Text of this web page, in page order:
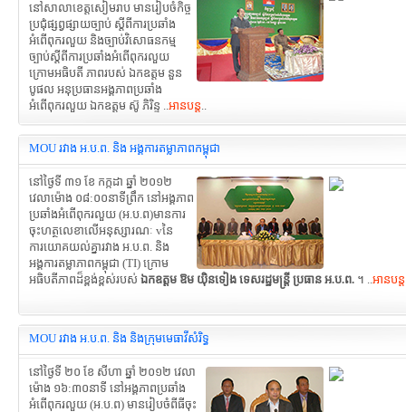
នៅសាលាខេត្តសៀមរាប មានរៀបចំកិច្ច
ប្រជុំផ្សព្វផ្សាយច្បាប់ ស្តីពីការប្រឆាំង
អំពើពុករលួយ និងច្បាប់វិសោធនកម្ម
ច្បាប់ស្តីពីការប្រឆាំងអំពើពុករលួយ
ក្រោមអធិបតី ភាពរបស់ ឯកឧត្តម នួន
បូផល អនុប្រធានអង្គភាពប្រឆាំង
អំពើពុករលួយ ឯកឧត្តម ស៊ូ ភិរិន្ទ ..អានបន្ត..
MOU រវាង អ.ប.ព. និង អង្គការតម្លាភាពកម្ពុជា
នៅថ្ងៃទី ៣១ ខែ កក្កដា ឆ្នាំ ២០១២
វេលាម៉ោង ០៨:០០នាទីព្រឹក នៅអង្គភាព
ប្រឆាំងអំពើពុករលួយ (អ.ប.ព)មានការ
ចុះហត្ថលេខាលើអនុស្សារណៈ vនៃ
ការយោគយល់គ្នារវាង អ.ប.ព. និង
អង្គការតម្លាភាពកម្ពុជា (TI) ក្រោម
អធិបតីភាពដ៏ខ្ពង់ខ្ពស់របស់ ឯកឧត្តម ឱម យ៉ិនទៀង ទេសរដ្ឋមន្រ្តី ប្រធាន អ.ប.ព. ។ ..អានបន្ត
MOU រវាង អ.ប.ព. និង និងក្រុមមេធាវីសំរិទ្ធ
នៅថ្ងៃទី ២០ ខែ សីហា ឆ្នាំ ២០១២ វេលា
ម៉ោង ១៦:៣០នាទី នៅអង្គភាពប្រឆាំង
អំពើពុករលួយ (អ.ប.ព) មានរៀបចំពីធីចុះ